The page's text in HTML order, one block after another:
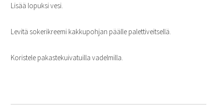
Lisää lopuksi vesi.
Levitä sokerikreemi kakkupohjan päälle palettiveitsellä.
Koristele pakastekuivatuilla vadelmilla.